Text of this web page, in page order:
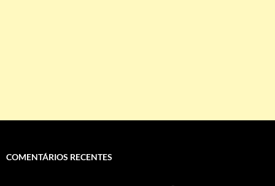
COMENTÁRIOS RECENTES